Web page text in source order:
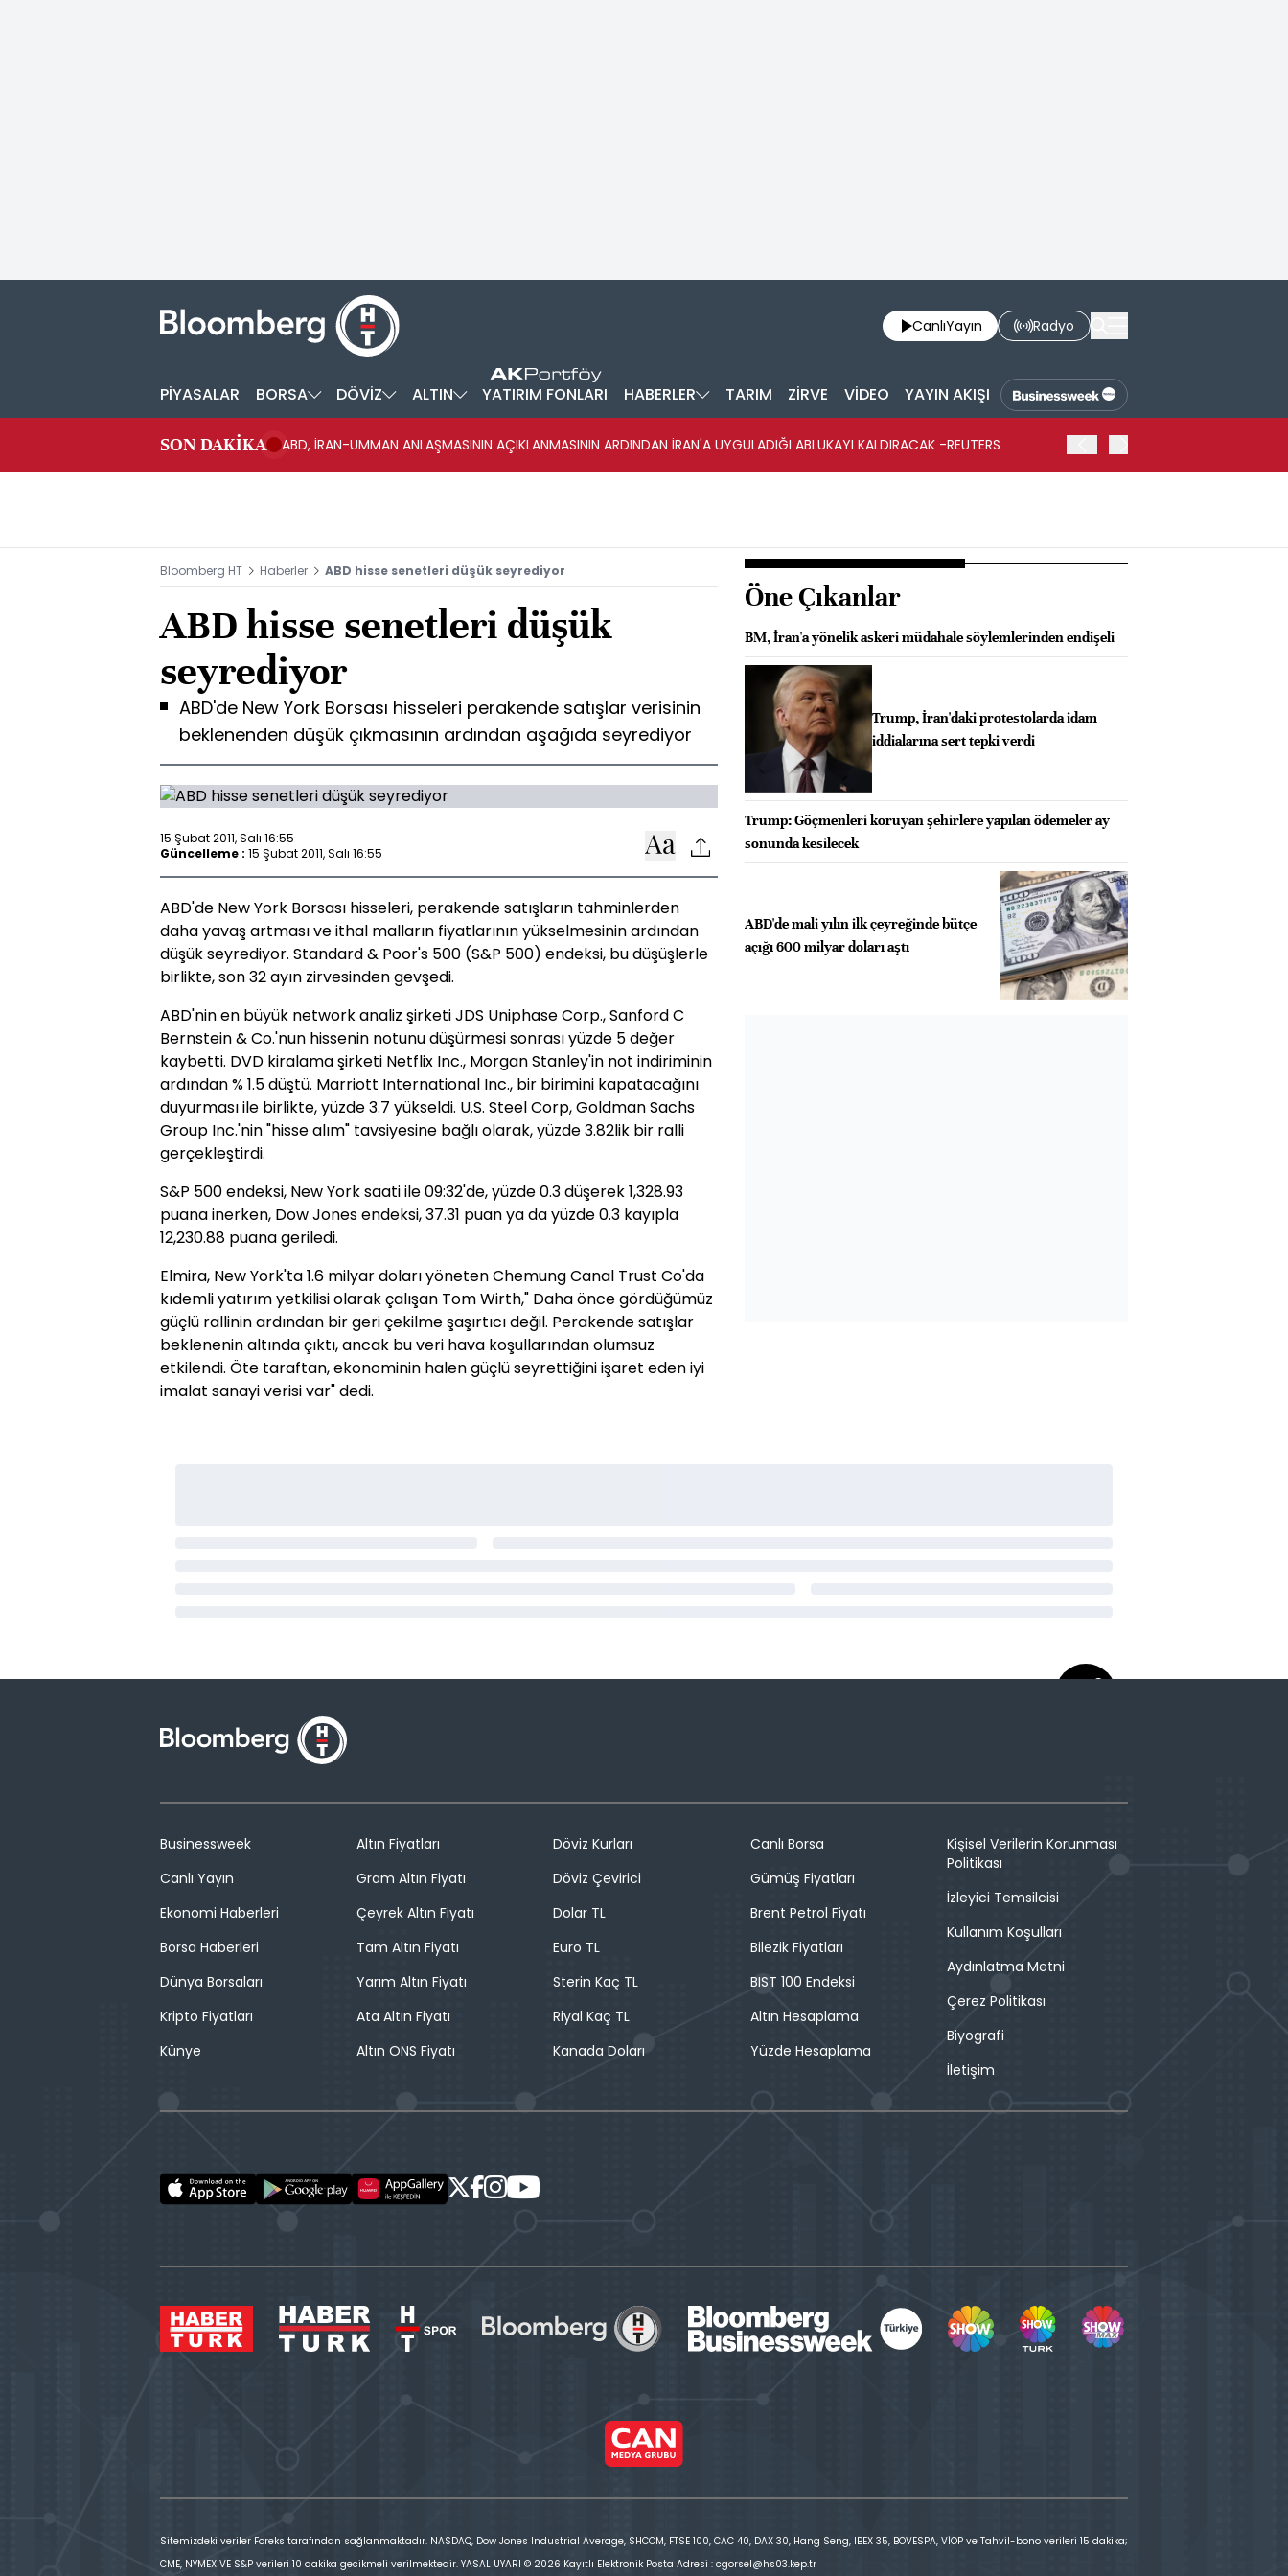
CanlıYayın Radyo
PİYASALAR BORSA DÖVİZ ALTIN YATIRIM FONLARI HABERLER TARIM ZİRVE VİDEO YAYIN AKIŞI
SON DAKİKA ABD, İRAN-UMMAN ANLAŞMASININ AÇIKLANMASININ ARDINDAN İRAN'A UYGULADIĞI ABLUKAYI KALDIRACAK -REUTERS
Bloomberg HT Haberler ABD hisse senetleri düşük seyrediyor
ABD hisse senetleri düşük
seyrediyor
ABD'de New York Borsası hisseleri perakende satışlar verisinin
beklenenden düşük çıkmasının ardından aşağıda seyrediyor
15 Şubat 2011, Salı 16:55
Güncelleme : 15 Şubat 2011, Salı 16:55
ABD'de New York Borsası hisseleri, perakende satışların tahminlerden
daha yavaş artması ve ithal malların fiyatlarının yükselmesinin ardından
düşük seyrediyor. Standard & Poor's 500 (S&P 500) endeksi, bu düşüşlerle
birlikte, son 32 ayın zirvesinden gevşedi.
ABD'nin en büyük network analiz şirketi JDS Uniphase Corp., Sanford C
Bernstein & Co.'nun hissenin notunu düşürmesi sonrası yüzde 5 değer
kaybetti. DVD kiralama şirketi Netflix Inc., Morgan Stanley'in not indiriminin
ardından % 1.5 düştü. Marriott International Inc., bir birimini kapatacağını
duyurması ile birlikte, yüzde 3.7 yükseldi. U.S. Steel Corp, Goldman Sachs
Group Inc.'nin "hisse alım" tavsiyesine bağlı olarak, yüzde 3.82lik bir ralli
gerçekleştirdi.
S&P 500 endeksi, New York saati ile 09:32'de, yüzde 0.3 düşerek 1,328.93
puana inerken, Dow Jones endeksi, 37.31 puan ya da yüzde 0.3 kayıpla
12,230.88 puana geriledi.
Elmira, New York'ta 1.6 milyar doları yöneten Chemung Canal Trust Co'da
kıdemli yatırım yetkilisi olarak çalışan Tom Wirth," Daha önce gördüğümüz
güçlü rallinin ardından bir geri çekilme şaşırtıcı değil. Perakende satışlar
beklenenin altında çıktı, ancak bu veri hava koşullarından olumsuz
etkilendi. Öte taraftan, ekonominin halen güçlü seyrettiğini işaret eden iyi
imalat sanayi verisi var" dedi.
Öne Çıkanlar
BM, İran'a yönelik askeri müdahale söylemlerinden endişeli
Trump, İran'daki protestolarda idam
iddialarına sert tepki verdi
Trump: Göçmenleri koruyan şehirlere yapılan ödemeler ay
sonunda kesilecek
ABD'de mali yılın ilk çeyreğinde bütçe
açığı 600 milyar doları aştı
Businessweek
Canlı Yayın
Ekonomi Haberleri
Borsa Haberleri
Dünya Borsaları
Kripto Fiyatları
Künye
Altın Fiyatları
Gram Altın Fiyatı
Çeyrek Altın Fiyatı
Tam Altın Fiyatı
Yarım Altın Fiyatı
Ata Altın Fiyatı
Altın ONS Fiyatı
Döviz Kurları
Döviz Çevirici
Dolar TL
Euro TL
Sterin Kaç TL
Riyal Kaç TL
Kanada Doları
Canlı Borsa
Gümüş Fiyatları
Brent Petrol Fiyatı
Bilezik Fiyatları
BIST 100 Endeksi
Altın Hesaplama
Yüzde Hesaplama
Kişisel Verilerin Korunması
Politikası
İzleyici Temsilcisi
Kullanım Koşulları
Aydınlatma Metni
Çerez Politikası
Biyografi
İletişim
Sitemizdeki veriler Foreks tarafından sağlanmaktadır. NASDAQ, Dow Jones Industrial Average, SHCOM, FTSE 100, CAC 40, DAX 30, Hang Seng, IBEX 35, BOVESPA, VİOP ve Tahvil-bono verileri 15 dakika;
CME, NYMEX VE S&P verileri 10 dakika gecikmeli verilmektedir. YASAL UYARI © 2026 Kayıtlı Elektronik Posta Adresi : cgorsel@hs03.kep.tr